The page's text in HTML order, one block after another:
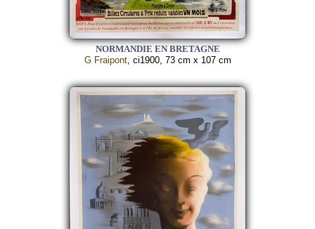
NORMANDIE EN BRETAGNE
G Fraipont, ci1900, 73 cm x 107 cm